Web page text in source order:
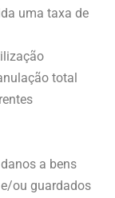
uma taxa de
total
a bens
ou guardados